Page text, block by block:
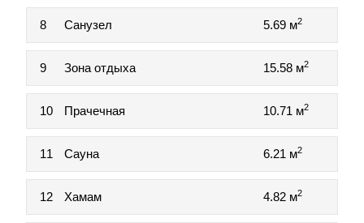
8 Санузел 5.69 м2
9 Зона отдыха 15.58 м2
10 Прачечная 10.71 м2
11 Сауна 6.21 м2
12 Хамам 4.82 м2